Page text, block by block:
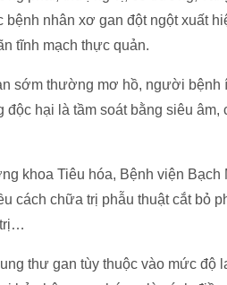
nhân xơ gan đột ngột xuất
tĩnh mạch thực quản.
sớm thường mơ hồ, người bệnh
độc hại là tầm soát bằng siêu
khoa Tiêu hóa, Bệnh viện
cách chữa trị phẫu thuật cắt bỏ
trị…
thư gan tùy thuộc vào mức độ